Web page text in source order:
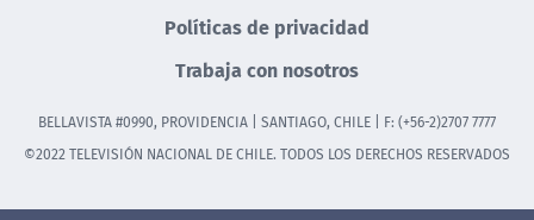
Políticas de privacidad
Trabaja con nosotros
BELLAVISTA #0990, PROVIDENCIA | SANTIAGO, CHILE | F: (+56-2)2707 7777
©2022 TELEVISIÓN NACIONAL DE CHILE. TODOS LOS DERECHOS RESERVADOS